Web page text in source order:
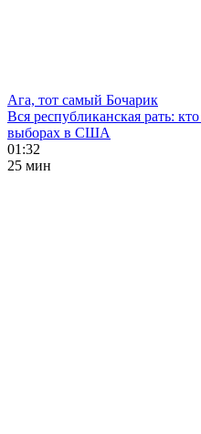
Ага, тот самый Бочарик
Вся республиканская рать:
выборах в США
01:32
25 мин